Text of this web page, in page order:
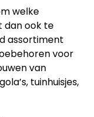
welke
dan ook te
assortiment
voor
van
tuinhuisjes,